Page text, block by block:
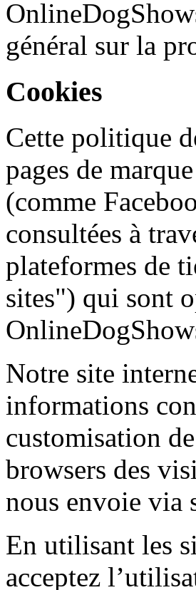
général sur la
Cookies
Cette politique
pages de
(comme
consultées à
plateformes de
sites") qui sont
Notre site
informations
customisation
browsers des
nous envoie via
En utilisant les
acceptez